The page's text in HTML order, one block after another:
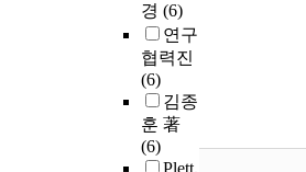
경 (6)
연구
협력진
(6)
김종
훈 著
(6)